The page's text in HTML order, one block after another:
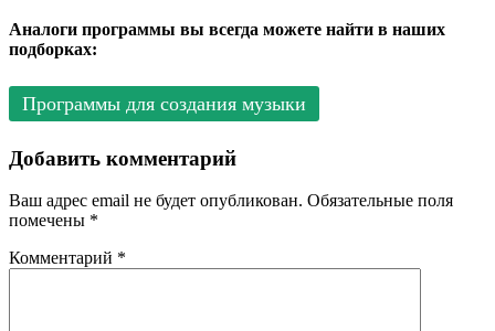
Аналоги программы вы всегда можете найти в наших
подборках:
Программы для создания музыки
Добавить комментарий
Ваш адрес email не будет опубликован. Обязательные поля
помечены *
Комментарий *